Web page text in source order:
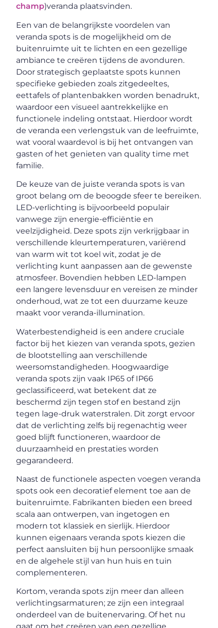
champ)veranda plaatsvinden.
Een van de belangrijkste voordelen van
veranda spots is de mogelijkheid om de
buitenruimte uit te lichten en een gezellige
ambiance te creëren tijdens de avonduren.
Door strategisch geplaatste spots kunnen
specifieke gebieden zoals zitgedeeltes,
eettafels of plantenbakken worden benadrukt,
waardoor een visueel aantrekkelijke en
functionele indeling ontstaat. Hierdoor wordt
de veranda een verlengstuk van de leefruimte,
wat vooral waardevol is bij het ontvangen van
gasten of het genieten van quality time met
familie.
De keuze van de juiste veranda spots is van
groot belang om de beoogde sfeer te bereiken.
LED-verlichting is bijvoorbeeld populair
vanwege zijn energie-efficiëntie en
veelzijdigheid. Deze spots zijn verkrijgbaar in
verschillende kleurtemperaturen, variërend
van warm wit tot koel wit, zodat je de
verlichting kunt aanpassen aan de gewenste
atmosfeer. Bovendien hebben LED-lampen
een langere levensduur en vereisen ze minder
onderhoud, wat ze tot een duurzame keuze
maakt voor veranda-illumination.
Waterbestendigheid is een andere cruciale
factor bij het kiezen van veranda spots, gezien
de blootstelling aan verschillende
weersomstandigheden. Hoogwaardige
veranda spots zijn vaak IP65 of IP66
geclassificeerd, wat betekent dat ze
beschermd zijn tegen stof en bestand zijn
tegen lage-druk waterstralen. Dit zorgt ervoor
dat de verlichting zelfs bij regenachtig weer
goed blijft functioneren, waardoor de
duurzaamheid en prestaties worden
gegarandeerd.
Naast de functionele aspecten voegen veranda
spots ook een decoratief element toe aan de
buitenruimte. Fabrikanten bieden een breed
scala aan ontwerpen, van ingetogen en
modern tot klassiek en sierlijk. Hierdoor
kunnen eigenaars veranda spots kiezen die
perfect aansluiten bij hun persoonlijke smaak
en de algehele stijl van hun huis en tuin
complementeren.
Kortom, veranda spots zijn meer dan alleen
verlichtingsarmaturen; ze zijn een integraal
onderdeel van de buitenervaring. Of het nu